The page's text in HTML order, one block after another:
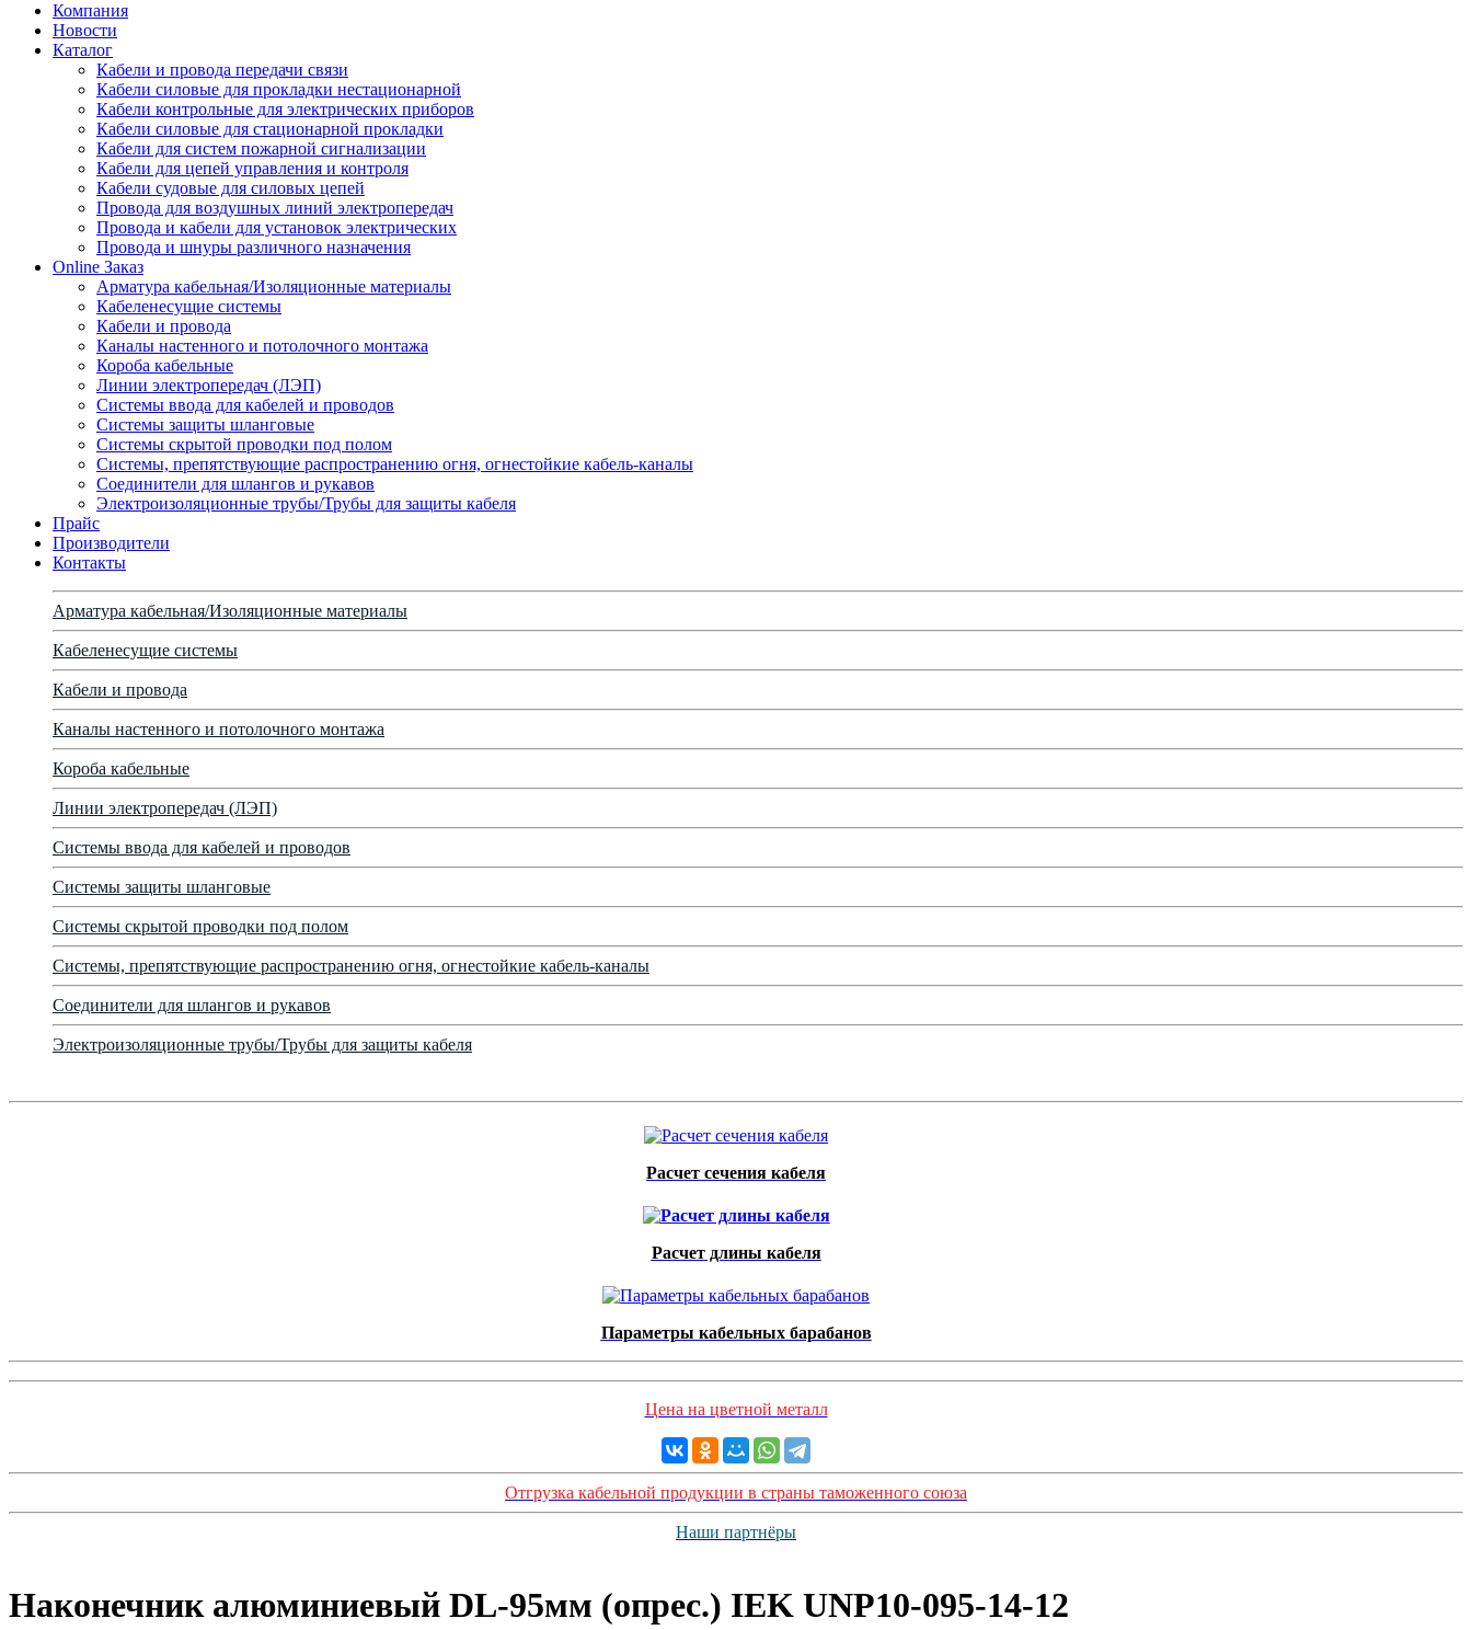
Компания
Новости
Каталог
Кабели и провода передачи связи
Кабели силовые для прокладки нестационарной
Кабели контрольные для электрических приборов
Кабели силовые для стационарной прокладки
Кабели для систем пожарной сигнализации
Кабели для цепей управления и контроля
Кабели судовые для силовых цепей
Провода для воздушных линий электропередач
Провода и кабели для установок электрических
Провода и шнуры различного назначения
Online Заказ
Арматура кабельная/Изоляционные материалы
Кабеленесущие системы
Кабели и провода
Каналы настенного и потолочного монтажа
Короба кабельные
Линии электропередач (ЛЭП)
Системы ввода для кабелей и проводов
Системы защиты шланговые
Системы скрытой проводки под полом
Системы, препятствующие распространению огня, огнестойкие кабель-каналы
Соединители для шлангов и рукавов
Электроизоляционные трубы/Трубы для защиты кабеля
Прайс
Производители
Контакты
Арматура кабельная/Изоляционные материалы
Кабеленесущие системы
Кабели и провода
Каналы настенного и потолочного монтажа
Короба кабельные
Линии электропередач (ЛЭП)
Системы ввода для кабелей и проводов
Системы защиты шланговые
Системы скрытой проводки под полом
Системы, препятствующие распространению огня, огнестойкие кабель-каналы
Соединители для шлангов и рукавов
Электроизоляционные трубы/Трубы для защиты кабеля
Расчет сечения кабеля
Расчет длины кабеля
Параметры кабельных барабанов
Цена на цветной металл
Отгрузка кабельной продукции в страны таможенного союза
Наши партнёры
Наконечник алюминиевый DL-95мм (опрес.) IEK UNP10-095-14-12